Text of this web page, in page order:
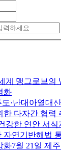
계 맹그로브의
화
도·난대아열대
한 다자간 협력
강한 연안 서식
자연기반해법
7월 21일 제